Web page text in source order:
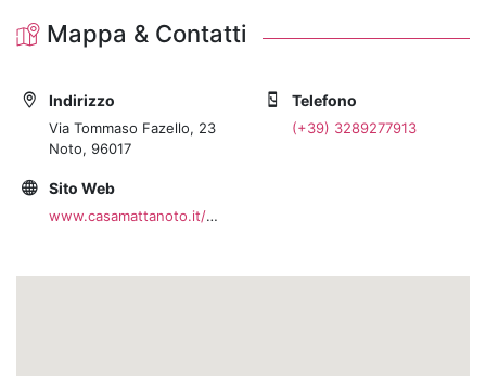
Mappa & Contatti
Indirizzo
Via Tommaso Fazello, 23
Noto, 96017
Telefono
(+39) 3289277913
Sito Web
www.casamattanoto.it/wp/